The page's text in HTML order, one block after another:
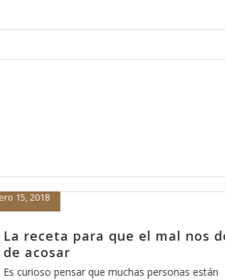
Más vale aferrado que
Noviembre 7, 2017
Una de mis citas favoritas en la Biblia es
29:18 que dice “El pueblo que no tiene